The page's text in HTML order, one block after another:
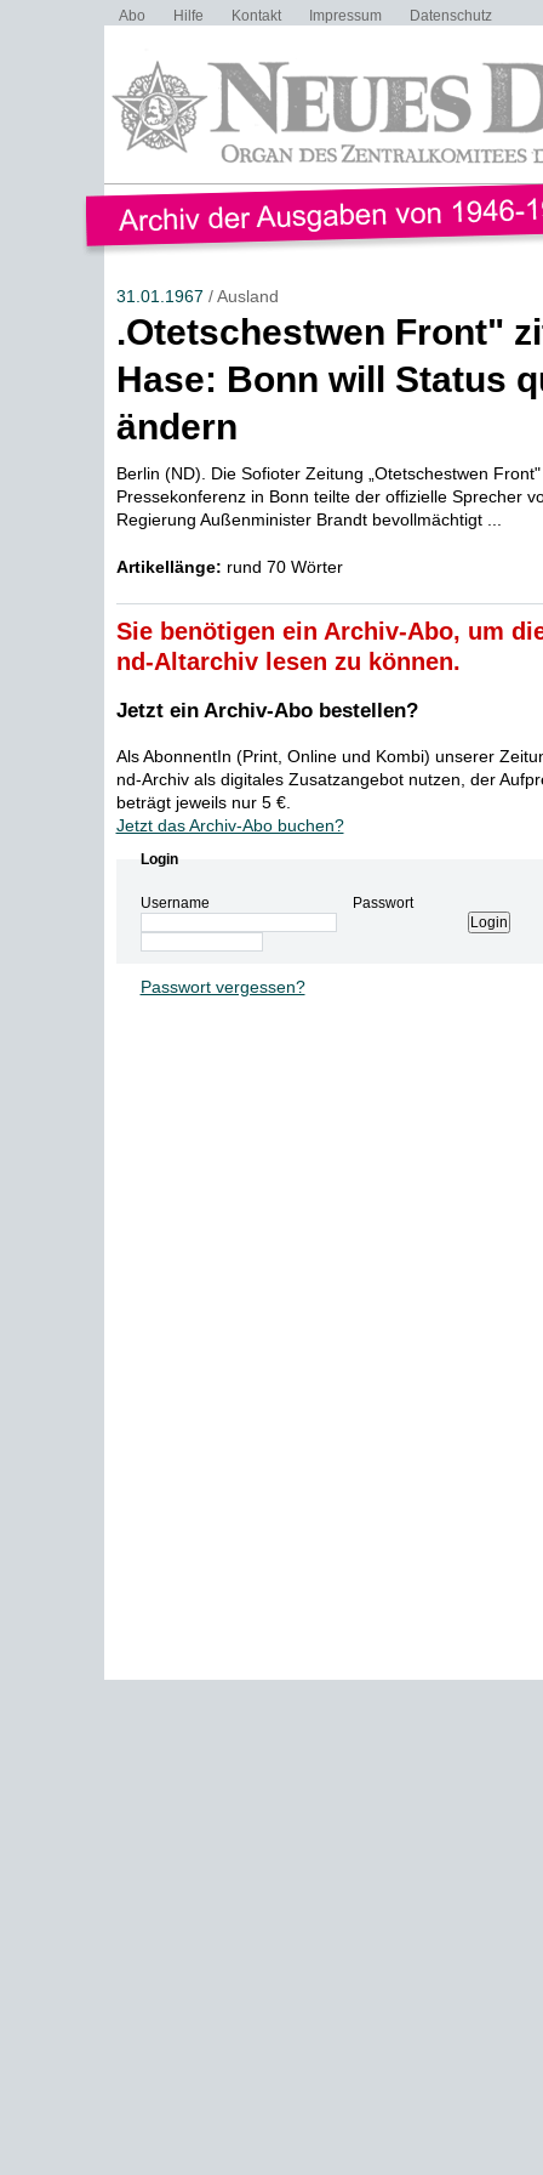
Abo Hilfe Kontakt Impressum Datenschutz
31.01.1967 / Ausland
.Otetschestwen Front"
Hase: Bonn will Status
ändern
Berlin (ND). Die Sofioter Zeitung „Otetschestwen
Pressekonferenz in Bonn teilte der offizielle Sprecher
Regierung Außenminister Brandt bevollmächtigt ...
Artikellänge: rund 70 Wörter
Sie benötigen ein Archiv-Abo, um
nd-Altarchiv lesen zu können.
Jetzt ein Archiv-Abo bestellen?
Als AbonnentIn (Print, Online und Kombi) unserer
nd-Archiv als digitales Zusatzangebot nutzen, der
beträgt jeweils nur 5 €.
Jetzt das Archiv-Abo buchen?
Login
Username Passwort
Passwort vergessen?